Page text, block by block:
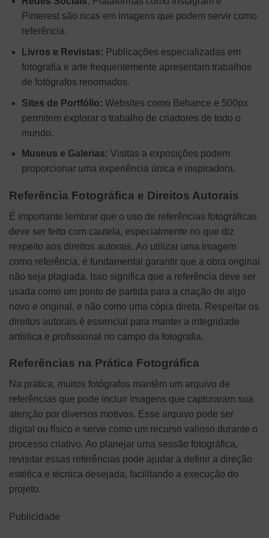
Pinterest são ricas em imagens que podem servir como
referência.
Livros e Revistas: Publicações especializadas em
fotografia e arte frequentemente apresentam trabalhos
de fotógrafos renomados.
Sites de Portfólio: Websites como Behance e 500px
permitem explorar o trabalho de criadores de todo o
mundo.
Museus e Galerias: Visitas a exposições podem
proporcionar uma experiência única e inspiradora.
Referência Fotográfica e Direitos Autorais
É importante lembrar que o uso de referências fotográficas
deve ser feito com cautela, especialmente no que diz
respeito aos direitos autorais. Ao utilizar uma imagem
como referência, é fundamental garantir que a obra original
não seja plagiada. Isso significa que a referência deve ser
usada como um ponto de partida para a criação de algo
novo e original, e não como uma cópia direta. Respeitar os
direitos autorais é essencial para manter a integridade
artística e profissional no campo da fotografia.
Referências na Prática Fotográfica
Na prática, muitos fotógrafos mantêm um arquivo de
referências que pode incluir imagens que capturaram sua
atenção por diversos motivos. Esse arquivo pode ser
digital ou físico e serve como um recurso valioso durante o
processo criativo. Ao planejar uma sessão fotográfica,
revisitar essas referências pode ajudar a definir a direção
estética e técnica desejada, facilitando a execução do
projeto.
Publicidade